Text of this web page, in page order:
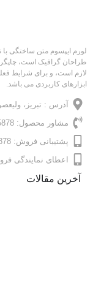
لورم ایپسوم متن ساختگی با
طراحان گرافیک است،
لازم است، و برای شرایط
ابزارهای کاربردی می باشد.
آدرس : تبریز،
مشاور محصول: 09050135878
پشتیبانی فروش: 09050135878
اعطای نمایندگی فروش در
آخرین مقالات